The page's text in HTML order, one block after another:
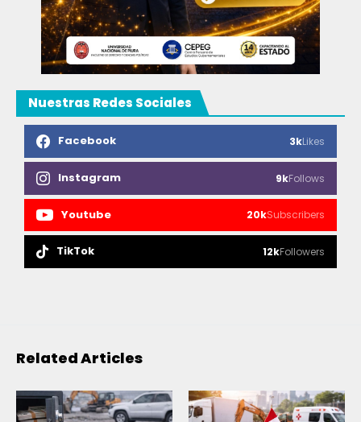
Nuestras Redes Sociales
Facebook 3kLikes
Instagram 9kFollows
Youtube 20kSubscribers
TikTok 12kFollowers
Related Articles